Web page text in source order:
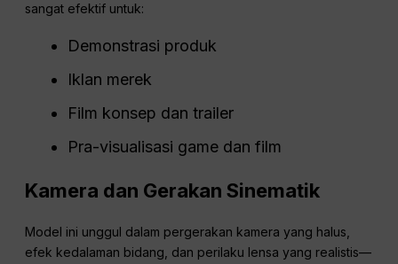
sangat efektif untuk:
Demonstrasi produk
Iklan merek
Film konsep dan trailer
Pra-visualisasi game dan film
Kamera dan Gerakan Sinematik
Model ini unggul dalam pergerakan kamera yang halus,
efek kedalaman bidang, dan perilaku lensa yang realistis—